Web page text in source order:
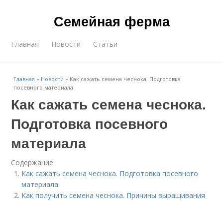
Семейная ферма
Главная Новости Статьи
Главная » Новости » Как сажать семена чеснока. Подготовка
посевного материала
Как сажать семена чеснока.
Подготовка посевного
материала
Содержание
Как сажать семена чеснока. Подготовка посевного
материала
Как получить семена чеснока. Причины выращивания